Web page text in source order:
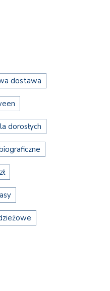
dostawa
dorosłych